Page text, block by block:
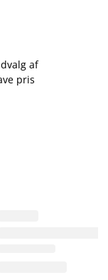
af
pris